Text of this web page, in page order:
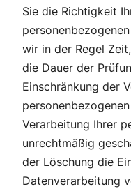
Sie die Richtigkeit
wir in der Regel
die Dauer der
Einschränkung der
Verarbeitung Ihrer
unrechtmäßig
der Löschung die
Datenverarbeitung